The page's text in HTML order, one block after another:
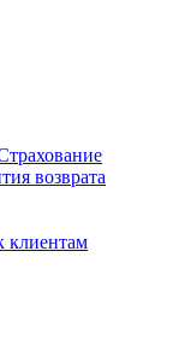
возврата
клиентам